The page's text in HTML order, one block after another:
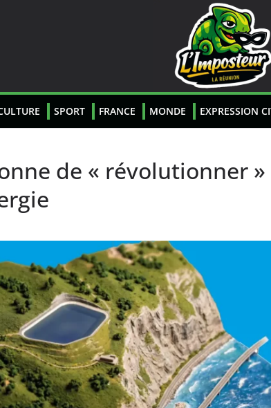
SPORT FRANCE MONDE EXPRESSION
de « révolutionner »